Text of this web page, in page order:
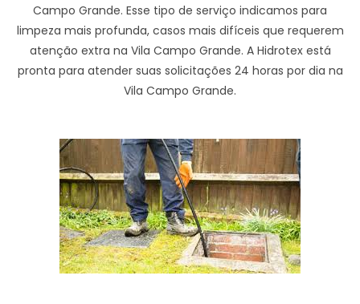
Campo Grande. Esse tipo de serviço indicamos para
limpeza mais profunda, casos mais difíceis que requerem
atenção extra na Vila Campo Grande. A Hidrotex está
pronta para atender suas solicitações 24 horas por dia na
Vila Campo Grande.